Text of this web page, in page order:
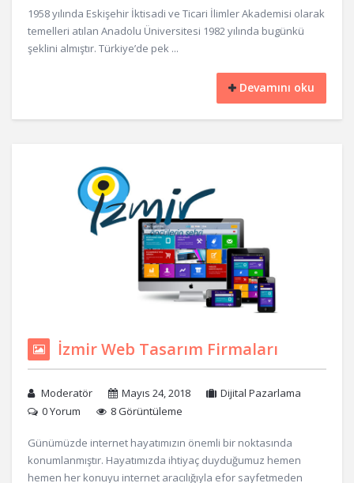
1958 yılında Eskişehir İktisadi ve Ticari İlimler Akademisi olarak
temelleri atılan Anadolu Üniversitesi 1982 yılında bugünkü
şeklini almıştır. Türkiye’de pek ...
Devamını oku
İzmir Web Tasarım Firmaları
Moderatör Mayıs 24, 2018
Dijital Pazarlama
0 Yorum
8 Görüntüleme
Günümüzde internet hayatımızın önemli bir noktasında
konumlanmıştır. Hayatımızda ihtiyaç duyduğumuz hemen
hemen her konuyu internet aracılığıyla efor sayfetmeden